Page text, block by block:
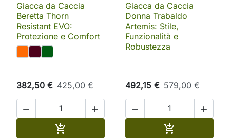
Giacca da Caccia
Beretta Thorn
Resistant EVO:
Protezione e Comfort
382,50 € 425,00 €
 

Giacca da Caccia
Donna Trabaldo
Artemis: Stile,
Funzionalità e
Robustezza
492,15 € 579,00 €
 
